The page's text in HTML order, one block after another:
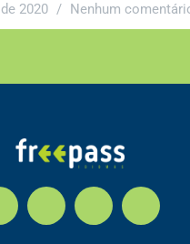
2020 Nenhum